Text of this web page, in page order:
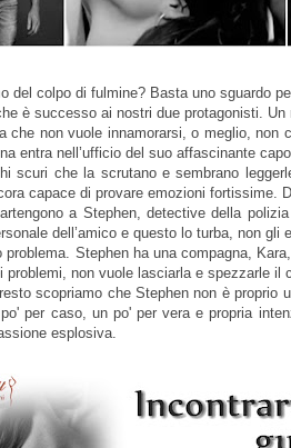
del colpo di fulmine? Basta uno sguardo
è successo ai nostri due protagonisti.
che non vuole innamorarsi, o meglio,
entra nell’ufficio del suo affascinante
scuri che la scrutano e sembrano
capace di provare emozioni fortissime.
a Stephen, detective della
dell’amico e questo lo turba, non
problema. Stephen ha una compagna,
problemi, non vuole lasciarla e spezzarle il
scopriamo che Stephen non è
per caso, un po' per vera e propria
esplosiva.